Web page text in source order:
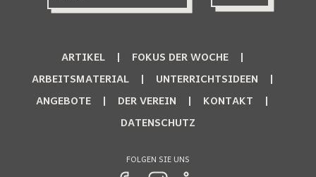
ARTIKEL
FOKUS DER WOCHE
ARBEITSMATERIAL
UNTERRICHTSIDEEN
ANGEBOTE
DER VEREIN
KONTAKT
DATENSCHUTZ
FOLGEN SIE UNS